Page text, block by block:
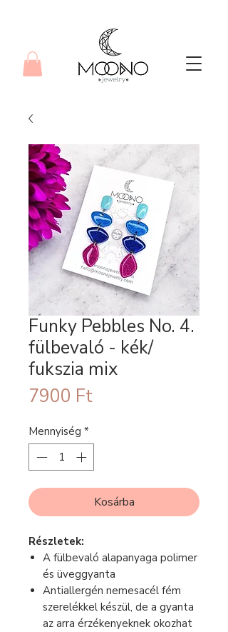
Funky Pebbles No. 4.
fülbevaló - kék/
fukszia mix
7900 FtÁr
Mennyiség *
Kosárba
Részletek:
A fülbevaló alapanyaga polimer
és üveggyanta
Antiallergén nemesacél fém
szerelékkel készül, de a gyanta
az arra érzékenyeknek okozhat